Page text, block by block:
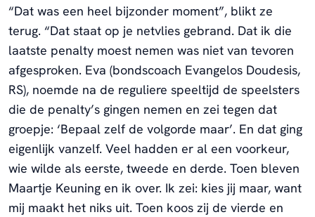
“Dat was een heel bijzonder moment”, blikt ze
terug. “Dat staat op je netvlies gebrand. Dat ik die
laatste penalty moest nemen was niet van tevoren
afgesproken. Eva (bondscoach Evangelos Doudesis,
RS), noemde na de reguliere speeltijd de speelsters
die de penalty’s gingen nemen en zei tegen dat
groepje: ‘Bepaal zelf de volgorde maar’. En dat ging
eigenlijk vanzelf. Veel hadden er al een voorkeur,
wie wilde als eerste, tweede en derde. Toen bleven
Maartje Keuning en ik over. Ik zei: kies jij maar, want
mij maakt het niks uit. Toen koos zij de vierde en